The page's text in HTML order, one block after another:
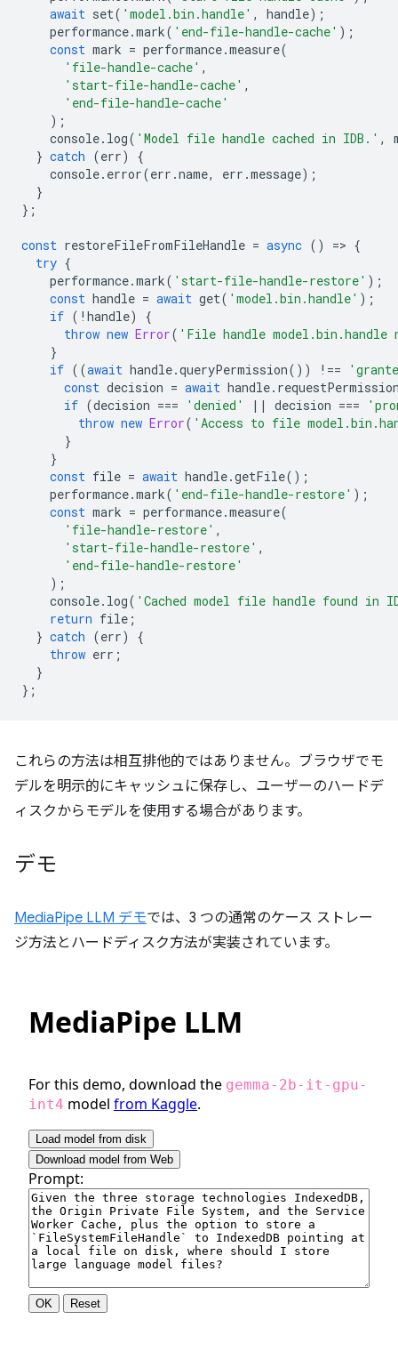
await set( 'model.bin.handle' , handle);
performance.mark( 'end-file-handle-cache' );
const mark = performance.measure(
'file-handle-cache' ,
'start-file-handle-cache' ,
'end-file-handle-cache'
);
console. log( 'Model file handle cached in IDB.' ,
} catch (err)
{
console. error(err .name, err .message);
}
};
const restoreFileFromFileHandle = async () => {
try {
performance.mark( 'start-file-handle-restore' );
const handle = await get( 'model.bin.handle' );
if ( ! handle)
{
throw new Error( 'File handle
}
if ((await handle.queryPermission()) !==
const decision = await handle.
if (decision === 'denied' || decision ===
throw new Error( 'Access to file
}
}
const file = await handle.getFile();
performance.mark( 'end-file-handle-restore' );
const mark = performance.measure(
'file-handle-restore' ,
'start-file-handle-restore' ,
'end-file-handle-restore'
);
console. log( 'Cached model file handle found in
return file ;
} catch (err)
{
throw err ;
}
};
これらの方法は相互排他的ではありません。ブラウザでモ
デルを明示的にキャッシュに保存し、ユーザーのハードデ
ィスクからモデルを使用する場合があります。
デモ
MediaPipe LLM デモでは、3 つの通常のケース ストレー
ジ方法とハードディスク方法が実装されています。